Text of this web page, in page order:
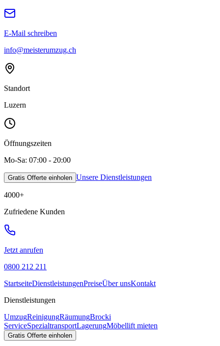
E-Mail schreiben
info@meisterumzug.ch
Standort
Luzern
Öffnungszeiten
Mo-Sa: 07:00 - 20:00
Gratis Offerte einholen Unsere Dienstleistungen
4000+
Zufriedene Kunden
Jetzt anrufen
0800 212 211
StartseiteDienstleistungenPreiseÜber unsKontakt
Dienstleistungen
UmzugReinigungRäumungBrocki
ServiceSpezialtransportLagerungMöbellift mieten
Gratis Offerte einholen